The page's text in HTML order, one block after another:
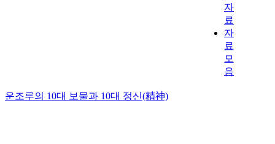
자
료
자
료
모
음
운조루의 10대 보물과 10대 정신(精神)